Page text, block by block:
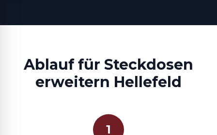
Ablauf für Steckdosen
erweitern Hellefeld
1